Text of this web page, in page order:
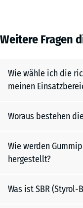
Weitere Fragen
Wie wähle ich die
meinen
Woraus bestehen
Wie werden
hergestellt?
Was ist SBR